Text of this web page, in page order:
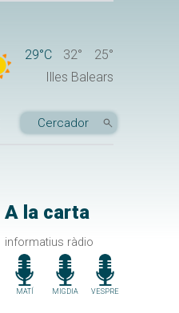
29°C 32°
25°
Illes Balears
A la carta
informatius ràdio
MATÍ MIGDIA VESPRE